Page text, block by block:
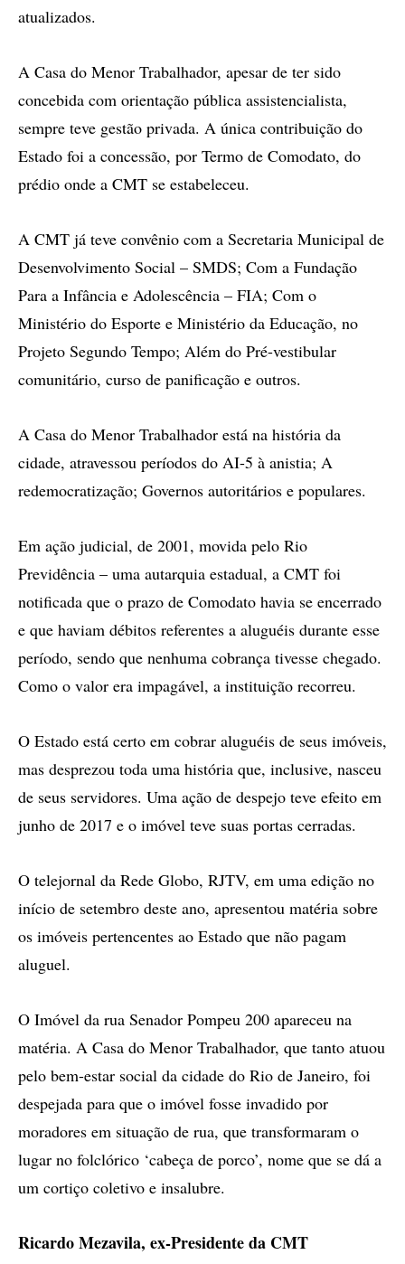
atualizados.
A Casa do Menor Trabalhador, apesar de ter sido
concebida com orientação pública assistencialista,
sempre teve gestão privada. A única contribuição do
Estado foi a concessão, por Termo de Comodato, do
prédio onde a CMT se estabeleceu.
A CMT já teve convênio com a Secretaria Municipal de
Desenvolvimento Social – SMDS; Com a Fundação
Para a Infância e Adolescência – FIA; Com o
Ministério do Esporte e Ministério da Educação, no
Projeto Segundo Tempo; Além do Pré-vestibular
comunitário, curso de panificação e outros.
A Casa do Menor Trabalhador está na história da
cidade, atravessou períodos do AI-5 à anistia; A
redemocratização; Governos autoritários e populares.
Em ação judicial, de 2001, movida pelo Rio
Previdência – uma autarquia estadual, a CMT foi
notificada que o prazo de Comodato havia se encerrado
e que haviam débitos referentes a aluguéis durante esse
período, sendo que nenhuma cobrança tivesse chegado.
Como o valor era impagável, a instituição recorreu.
O Estado está certo em cobrar aluguéis de seus imóveis,
mas desprezou toda uma história que, inclusive, nasceu
de seus servidores. Uma ação de despejo teve efeito em
junho de 2017 e o imóvel teve suas portas cerradas.
O telejornal da Rede Globo, RJTV, em uma edição no
início de setembro deste ano, apresentou matéria sobre
os imóveis pertencentes ao Estado que não pagam
aluguel.
O Imóvel da rua Senador Pompeu 200 apareceu na
matéria. A Casa do Menor Trabalhador, que tanto atuou
pelo bem-estar social da cidade do Rio de Janeiro, foi
despejada para que o imóvel fosse invadido por
moradores em situação de rua, que transformaram o
lugar no folclórico ‘cabeça de porco’, nome que se dá a
um cortiço coletivo e insalubre.
Ricardo Mezavila, ex-Presidente da CMT